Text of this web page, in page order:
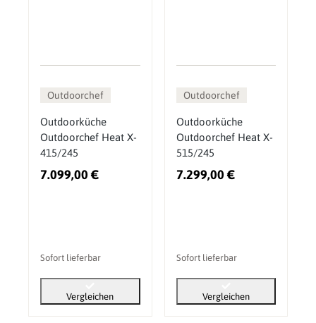
Outdoorchef
Outdoorküche
Outdoorchef Heat X-
415/245
7.099,00 €
Sofort lieferbar
Vergleichen
Outdoorchef
Outdoorküche
Outdoorchef Heat X-
515/245
7.299,00 €
Sofort lieferbar
Vergleichen